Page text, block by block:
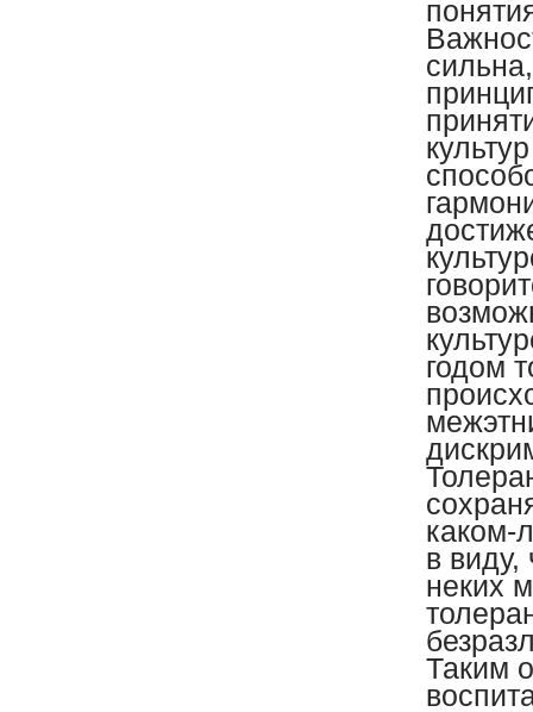
годом
каком-
в виду,
неких
Таким